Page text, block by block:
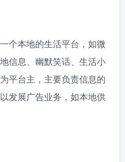
个本地的生活平台，如微
信息、幽默笑话、生活小
平台主，主要负责信息的
发展广告业务，如本地供